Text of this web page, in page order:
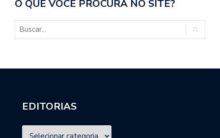
O QUE VOCÊ PROCURA NO SITE?
EDITORIAS